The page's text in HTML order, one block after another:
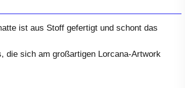
ist aus Stoff gefertigt und schont das
die sich am großartigen Lorcana-Artwork